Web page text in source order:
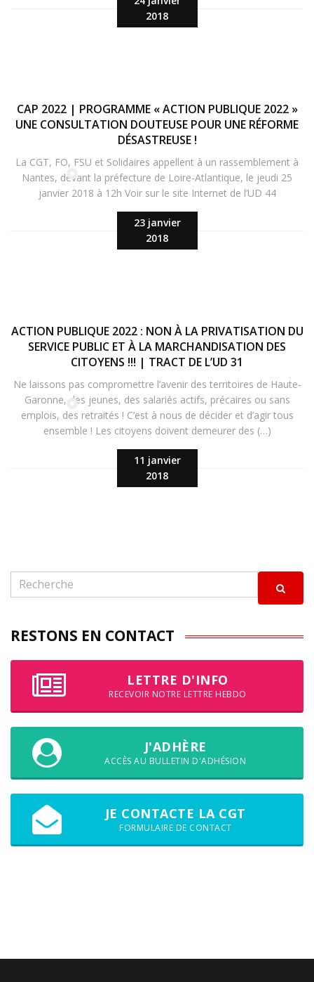
2018
23 janvier
2018
CAP 2022 | PROGRAMME « ACTION PUBLIQUE 2022 »
UNE CONSULTATION DOUTEUSE POUR UNE RÉFORME
DÉSASTREUSE !
La CGT, FO, FSU et Solidaires appellent à un rassemblement à
Nantes, devant la préfecture de Loire-Atlantique, le jeudi 25
janvier 2018 à 12h Voir sur le site Internet de l’UD 44
11 janvier
2018
ACTION PUBLIQUE 2022 : NON À LA PRIVATISATION DU
SERVICE PUBLIC ET À LA MARCHANDISATION DES
CITOYENS !!! | TRACT DE L’UD 31
Ne laissons pas compromettre l’avenir des territoires de Haute-
Garonne, des jeunes, des salariés actifs, précaires ou sans
emplois, des retraités ! C’est à nous de décider et d’agir tous
ensemble ! Les citoyens doivent demeurer des (…)
RESTONS EN CONTACT
LETTRE D'INFO
RECEVOIR NOTRE LETTRE HEBDO
J'ADHÈRE
ACCÈS AU BULLETIN D'ADHÉSION
JE CONTACTE LA CGT
FORMULAIRE DE CONTACT